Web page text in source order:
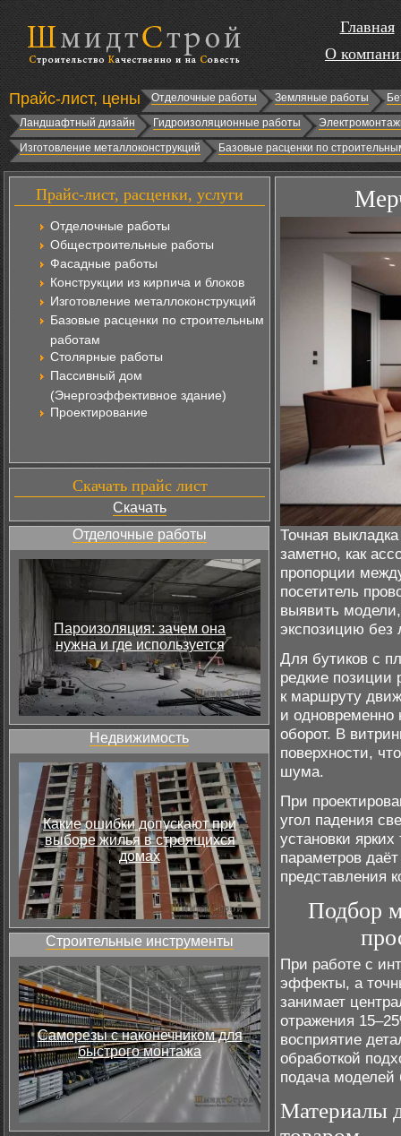
Главная
О
Прайс-лист, цены Отделочные работы Земляные работы
Ландшафтный дизайн
Гидроизоляционные работы
Изготовление металлоконструкций
Базовые расценки по
Прайс-лист, расценки, услуги
Отделочные работы
Общестроительные работы
Фасадные работы
Конструкции из кирпича и блоков
Изготовление металлоконструкций
Базовые расценки по строительным
работам
Столярные работы
Пассивный дом
(Энергоэффективное здание)
Проектирование
Скачать прайс лист
Скачать
Отделочные работы
Пароизоляция: зачем она
нужна и где используется
Недвижимость
Какие ошибки допускают при
выборе жилья в строящихся
домах
Строительные инструменты
Саморезы с наконечником для
быстрого монтажа
Точная
заметно, как
пропорции
посетитель
выявить
экспозицию без
Для бутиков с
редкие
к маршруту
и
оборот. В
поверхности,
шума.
При
угол падения
установки
параметров
представления
Подбор
При работе с
эффекты, а
занимает
отражения
восприятие
обработкой
подача моделей
Материалы